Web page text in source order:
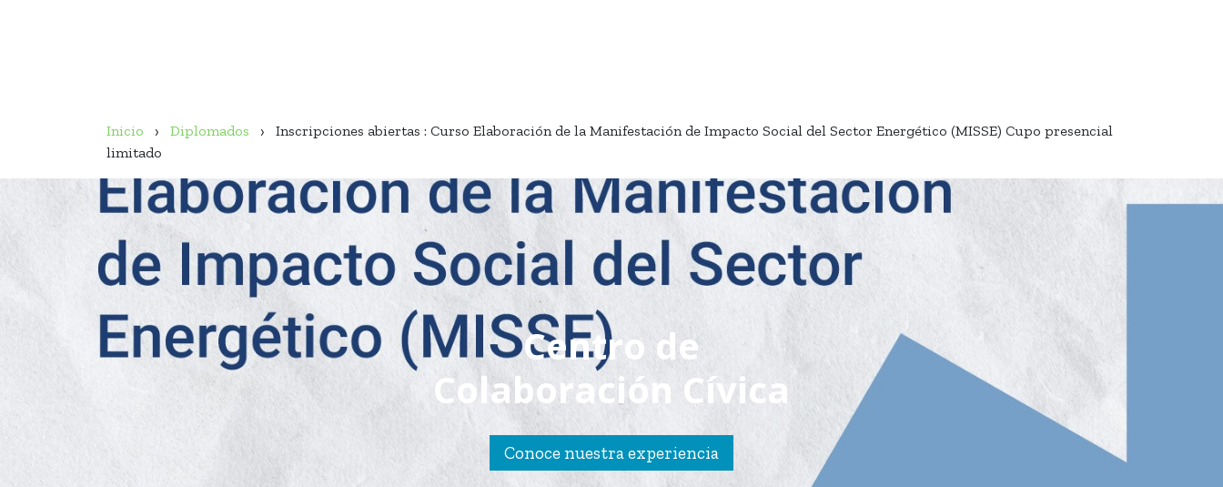
Inicio Diplomados
Inscripciones abiertas : Curso Elaboración de la Manifestación de Impacto Social del Sector Energético (MISSE) Cupo presencial
limitado
Centro de
Colaboración Cívica
Conoce nuestra experiencia